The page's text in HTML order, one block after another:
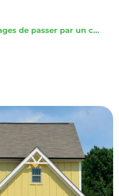
Quels sont les avantages de passer par un constructeur professionnel ?